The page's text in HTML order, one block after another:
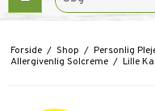
Forside / Shop / Personlig
Allergivenlig Solcreme / Lille